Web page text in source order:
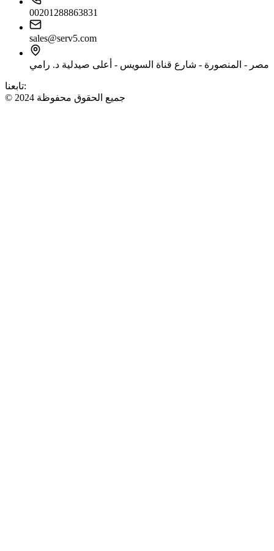
00201288863831
sales@serv5.com
مصر - المنصورة - شارع قناة السويس - أعلى صيدلية د. رامي
تابعنا:
© 2024 جميع الحقوق محفوظة